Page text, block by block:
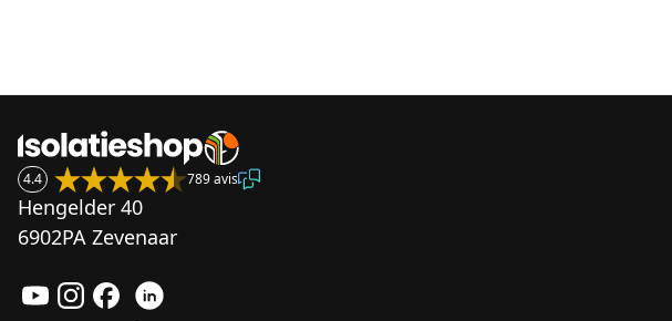
4.4 789 avis
Hengelder 40
6902PA Zevenaar